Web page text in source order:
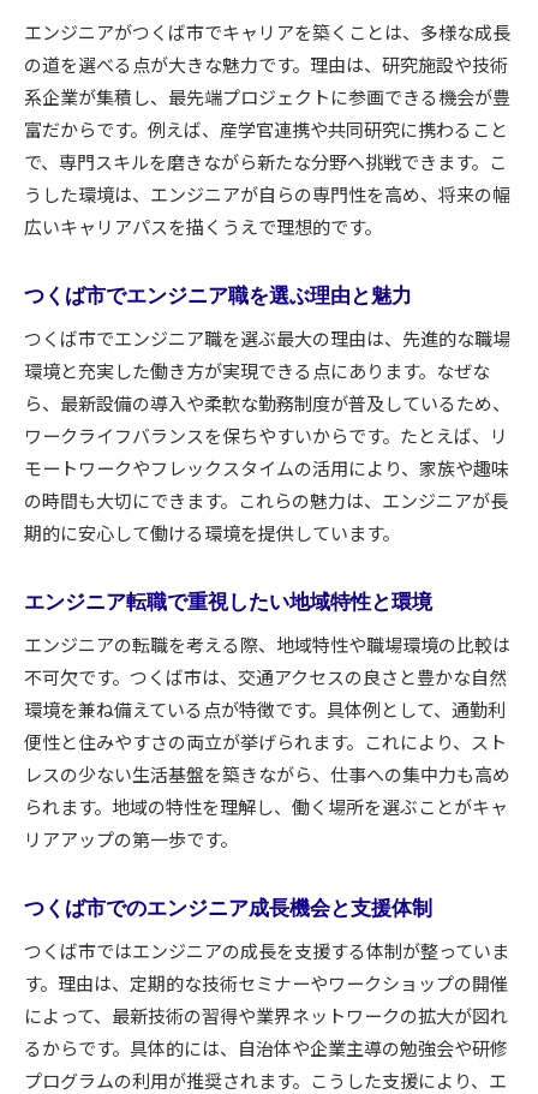
エンジニアがつくば市でキャリアを築くことは、多様な成長
の道を選べる点が大きな魅力です。理由は、研究施設や技術
系企業が集積し、最先端プロジェクトに参画できる機会が豊
富だからです。例えば、産学官連携や共同研究に携わること
で、専門スキルを磨きながら新たな分野へ挑戦できます。こ
うした環境は、エンジニアが自らの専門性を高め、将来の幅
広いキャリアパスを描くうえで理想的です。
つくば市でエンジニア職を選ぶ理由と魅力
つくば市でエンジニア職を選ぶ最大の理由は、先進的な職場
環境と充実した働き方が実現できる点にあります。なぜな
ら、最新設備の導入や柔軟な勤務制度が普及しているため、
ワークライフバランスを保ちやすいからです。たとえば、リ
モートワークやフレックスタイムの活用により、家族や趣味
の時間も大切にできます。これらの魅力は、エンジニアが長
期的に安心して働ける環境を提供しています。
エンジニア転職で重視したい地域特性と環境
エンジニアの転職を考える際、地域特性や職場環境の比較は
不可欠です。つくば市は、交通アクセスの良さと豊かな自然
環境を兼ね備えている点が特徴です。具体例として、通勤利
便性と住みやすさの両立が挙げられます。これにより、スト
レスの少ない生活基盤を築きながら、仕事への集中力も高め
られます。地域の特性を理解し、働く場所を選ぶことがキャ
リアアップの第一歩です。
つくば市でのエンジニア成長機会と支援体制
つくば市ではエンジニアの成長を支援する体制が整っていま
す。理由は、定期的な技術セミナーやワークショップの開催
によって、最新技術の習得や業界ネットワークの拡大が図れ
るからです。具体的には、自治体や企業主導の勉強会や研修
プログラムの利用が推奨されます。こうした支援により、エ